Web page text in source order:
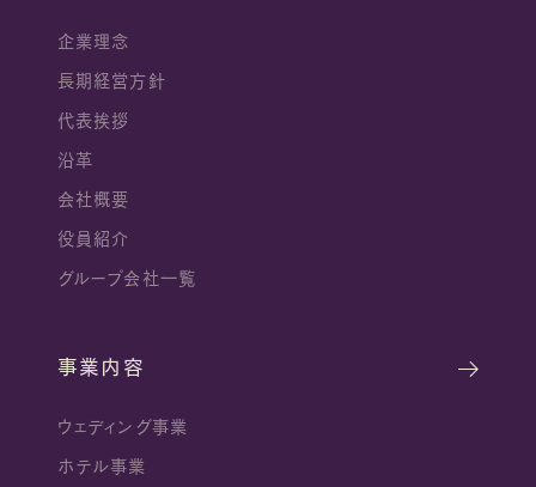
企業理念
長期経営方針
代表挨拶
沿革
会社概要
役員紹介
グループ会社一覧
事業内容
ウェディング事業
ホテル事業